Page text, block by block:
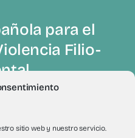
sitio web y nuestro servicio.
para el
Filio-